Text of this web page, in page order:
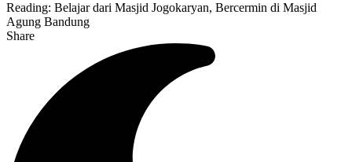
Reading: Belajar dari Masjid Jogokaryan, Bercermin di Masjid
Agung Bandung
Share